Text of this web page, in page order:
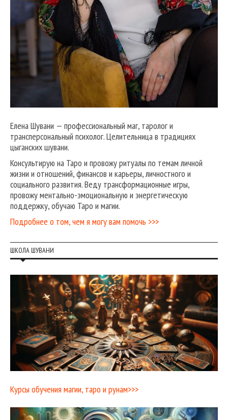
Елена Шувани — профессиональный маг, таролог и
трансперсональный психолог. Целительница в традициях
цыганских шувани.
Консультирую на Таро и провожу ритуалы по темам личной
жизни и отношений, финансов и карьеры, личностного и
социального развития. Веду трансформационные игры,
провожу ментально-эмоциональную и энергетическую
поддержку, обучаю Таро и магии.
Подробнее о том, чем я могу вам помочь >>>
ШКОЛА ШУВАНИ
Курсы обучения магии, таро и рунам>>>